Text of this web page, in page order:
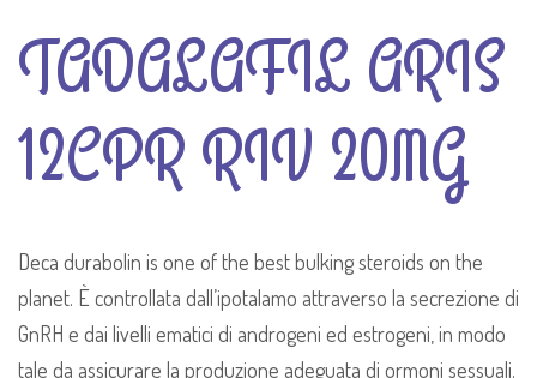
TADALAFIL ARIS
12CPR RIV 20MG
Deca durabolin is one of the best bulking steroids on the
planet. È controllata dall’ipotalamo attraverso la secrezione di
GnRH e dai livelli ematici di androgeni ed estrogeni, in modo
tale da assicurare la produzione adeguata di ormoni sessuali.